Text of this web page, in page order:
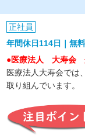
正社員
年間休日114日｜無
●医療法人 大寿会
医療法人大寿会では
取り組んでいます。